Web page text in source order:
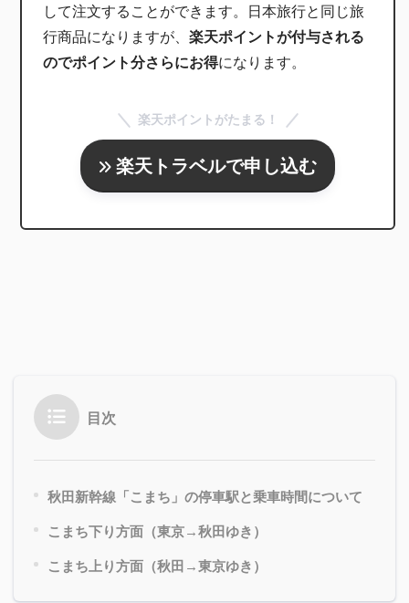
して注文することができます。日本旅行と同じ旅
行商品になりますが、楽天ポイントが付与される
のでポイント分さらにお得になります。
楽天ポイントがたまる！
楽天トラベルで申し込む
目次
秋田新幹線「こまち」の停車駅と乗車時間について
こまち下り方面（東京→秋田ゆき）
こまち上り方面（秋田→東京ゆき）